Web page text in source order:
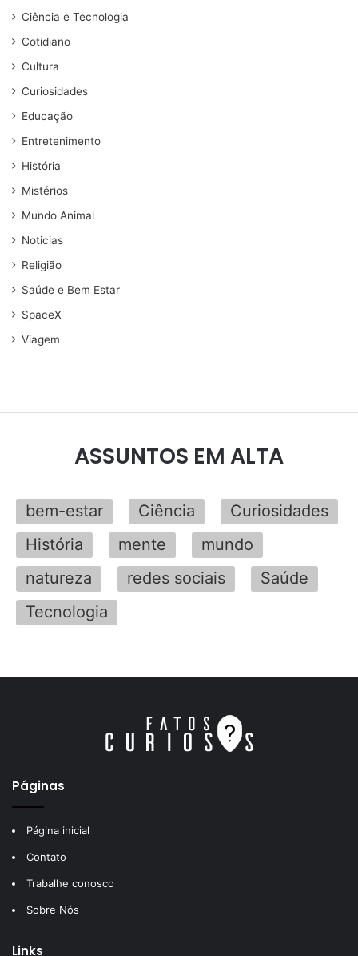
Ciência e Tecnologia
Cotidiano
Cultura
Curiosidades
Educação
Entretenimento
História
Mistérios
Mundo Animal
Noticias
Religião
Saúde e Bem Estar
SpaceX
Viagem
ASSUNTOS EM ALTA
bem-estar Ciência
Curiosidades
História
mente
mundo
natureza
redes sociais
Saúde
Tecnologia
Páginas
Página inicial
Contato
Trabalhe conosco
Sobre Nós
Links